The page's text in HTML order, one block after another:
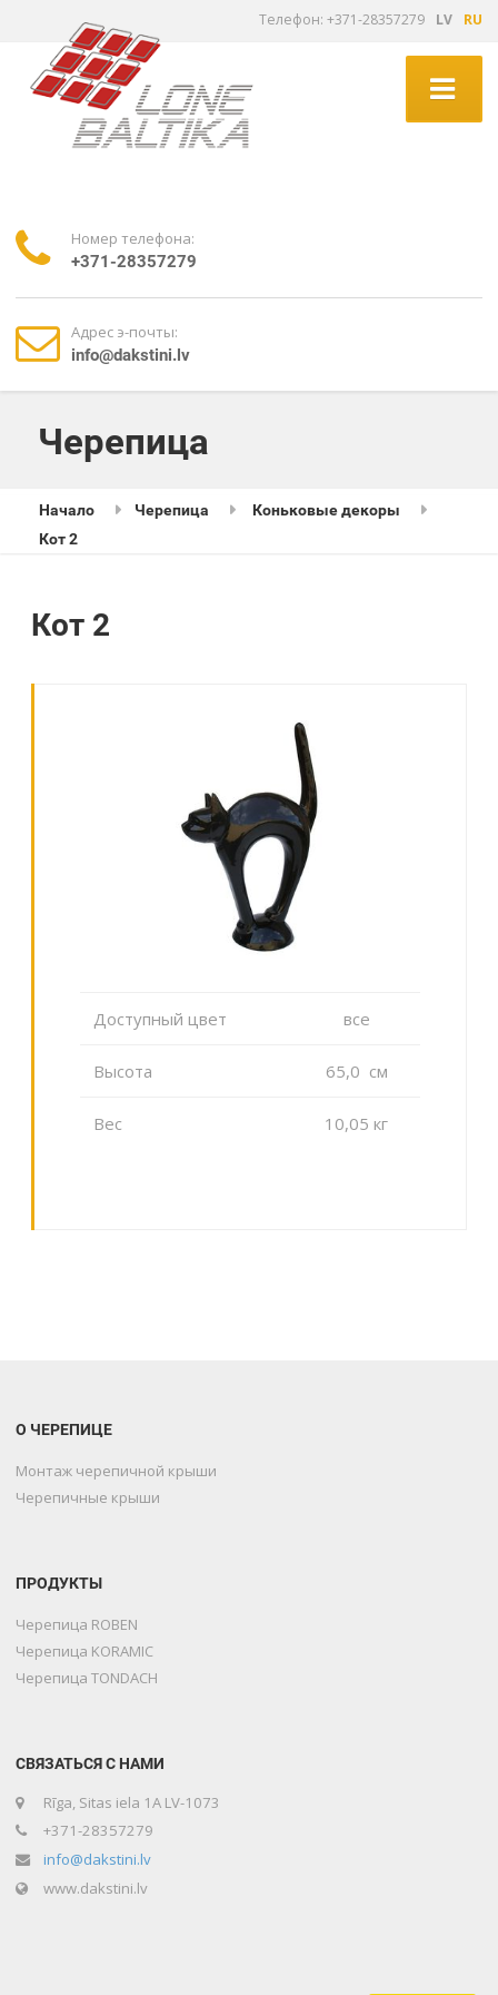
Tелефон: +371-28357279 LV RU
Номер телефона:
+371-28357279
Адрес э-почты:
info@dakstini.lv
Черепица
Начало Черепица
Коньковые декоры
Кот 2
Кот 2
Доступный цвет все
Высота 65,0 cм
Вес 10,05 кг
О ЧЕРЕПИЦЕ
Монтаж черепичной крыши
Черепичные крыши
ПРОДУКТЫ
Черепица ROBEN
Черепица KORAMIC
Черепица TONDACH
СВЯЗАТЬСЯ С НАМИ
Rīga, Sitas iela 1A LV-1073
+371-28357279
info@dakstini.lv
www.dakstini.lv